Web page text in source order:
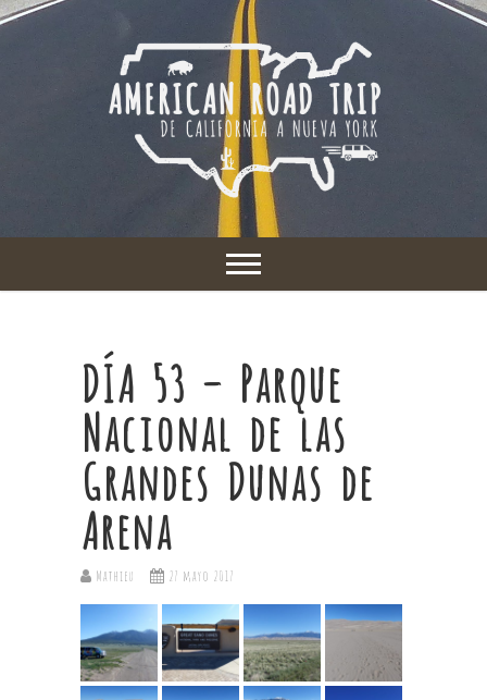
DÍA 53 – Parque
Nacional de las
Grandes Dunas de
Arena
Mathieu 27 mayo 2017